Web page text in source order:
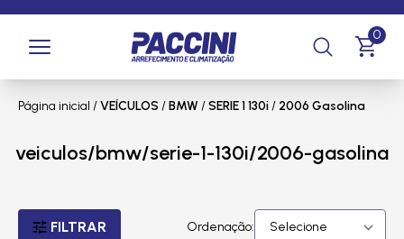
0
Página inicial /VEÍCULOS /BMW /SERIE 1 130i/ 2006 Gasolina
veiculos/bmw/serie-1-130i/2006-gasolina
FILTRAR Ordenação: